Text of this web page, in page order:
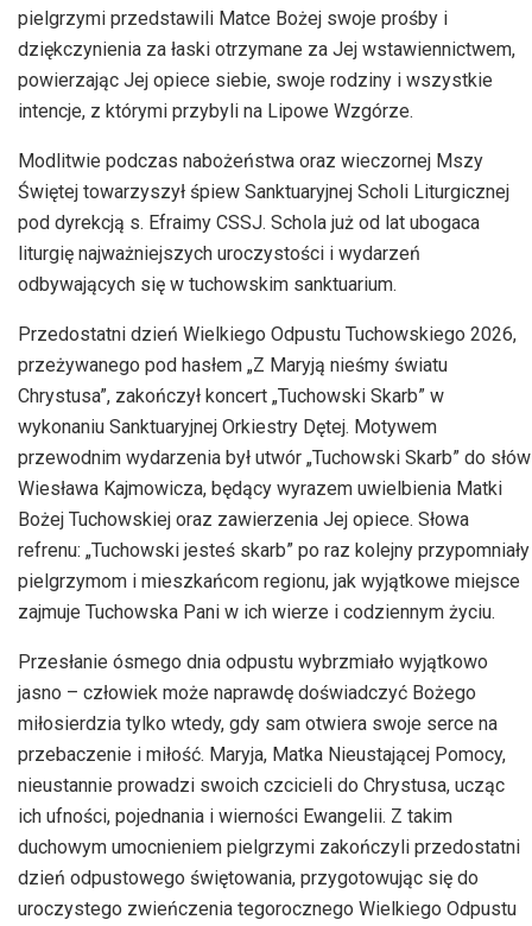
pielgrzymi przedstawili Matce Bożej swoje prośby i
dziękczynienia za łaski otrzymane za Jej wstawiennictwem,
powierzając Jej opiece siebie, swoje rodziny i wszystkie
intencje, z którymi przybyli na Lipowe Wzgórze.
Modlitwie podczas nabożeństwa oraz wieczornej Mszy
Świętej towarzyszył śpiew Sanktuaryjnej Scholi Liturgicznej
pod dyrekcją s. Efraimy CSSJ. Schola już od lat ubogaca
liturgię najważniejszych uroczystości i wydarzeń
odbywających się w tuchowskim sanktuarium.
Przedostatni dzień Wielkiego Odpustu Tuchowskiego 2026,
przeżywanego pod hasłem „Z Maryją nieśmy światu
Chrystusa”, zakończył koncert „Tuchowski Skarb” w
wykonaniu Sanktuaryjnej Orkiestry Dętej. Motywem
przewodnim wydarzenia był utwór „Tuchowski Skarb” do słów
Wiesława Kajmowicza, będący wyrazem uwielbienia Matki
Bożej Tuchowskiej oraz zawierzenia Jej opiece. Słowa
refrenu: „Tuchowski jesteś skarb” po raz kolejny przypomniały
pielgrzymom i mieszkańcom regionu, jak wyjątkowe miejsce
zajmuje Tuchowska Pani w ich wierze i codziennym życiu.
Przesłanie ósmego dnia odpustu wybrzmiało wyjątkowo
jasno – człowiek może naprawdę doświadczyć Bożego
miłosierdzia tylko wtedy, gdy sam otwiera swoje serce na
przebaczenie i miłość. Maryja, Matka Nieustającej Pomocy,
nieustannie prowadzi swoich czcicieli do Chrystusa, ucząc
ich ufności, pojednania i wierności Ewangelii. Z takim
duchowym umocnieniem pielgrzymi zakończyli przedostatni
dzień odpustowego świętowania, przygotowując się do
uroczystego zwieńczenia tegorocznego Wielkiego Odpustu